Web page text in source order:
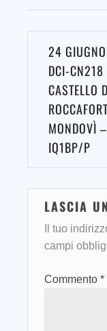
Navigazione
articoli
24
DCI-CN218
CASTELLO
MONDOVÌ –
IQ1BP/P
LASCIA
Il tuo
campi
Commento *